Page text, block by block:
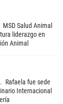
MSD Salud Animal
liderazgo en
Animal
Rafaela fue sede
Internacional